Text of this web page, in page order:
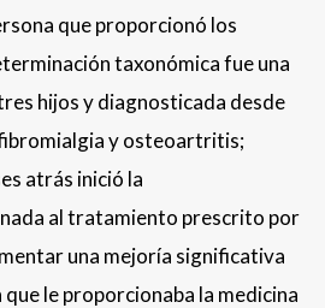
que proporcionó los
taxonómica fue una
hijos y diagnosticada desde
y osteoartritis;
atrás inició la
al tratamiento prescrito por
una mejoría significativa
que le proporcionaba la medicina